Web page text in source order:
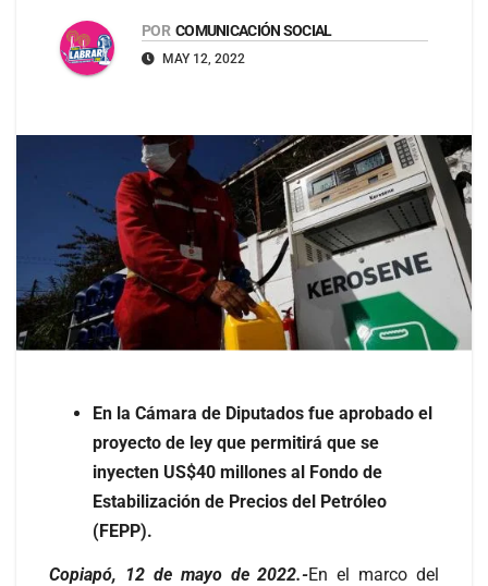
POR COMUNICACIÓN SOCIAL
MAY 12, 2022
En la Cámara de Diputados fue aprobado el
proyecto de ley que permitirá que se
inyecten US$40 millones al Fondo de
Estabilización de Precios del Petróleo
(FEPP).
Copiapó, 12 de mayo de 2022.-En el marco del